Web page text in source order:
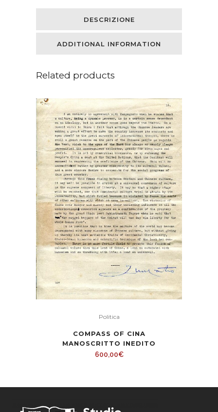
DESCRIZIONE
ADDITIONAL INFORMATION
Related products
Politica
COMPASS OF CINA
MANOSCRITTO INEDITO
600,00€